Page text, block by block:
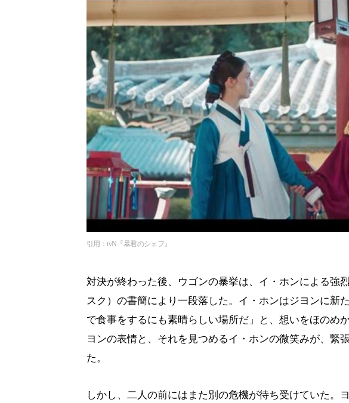
引用：tvN『暴君のシェフ』
対決が終わった後、ウゴンの暴挙は、イ・ホンによる強
スク）の書簡により一段落した。イ・ホンはジヨンに新
で食事をするにも素晴らしい場所だ」と、想いをほのめ
ヨンの表情と、それを見つめるイ・ホンの微笑みが、緊
た。
しかし、二人の前にはまた別の危機が待ち受けていた。